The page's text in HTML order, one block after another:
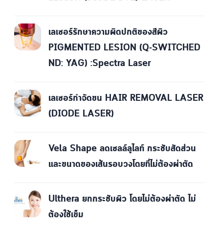
เลเซอร์รักษาความผิดปกติของสีผิว
PIGMENTED LESION (Q-SWITCHED
ND: YAG) :Spectra Laser
เลเซอร์กำจัดขน HAIR REMOVAL LASER
(DIODE LASER)
Vela Shape ลดเซลล์ลูไลท์ กระชับสัดส่วน
และขนาดของเส้นรอบวงโดยที่ไม่ต้องผ่าตัด
Ulthera ยกกระชับผิว โดยไม่ต้องผ่าตัด ไม่
ต้องใช้เข็ม